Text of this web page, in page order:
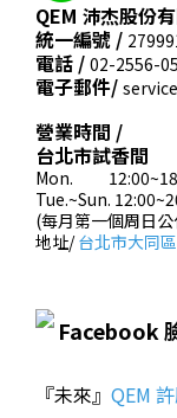
QEM 沛杰股份
統一編號 /
電話 / 02-2556-
電子郵件/
營業時間 /
台北市試香間
Mon.
Tue.~Sun.
(每月第一個周日公
地址/台北市大同
Facebook
『未來』 QEM